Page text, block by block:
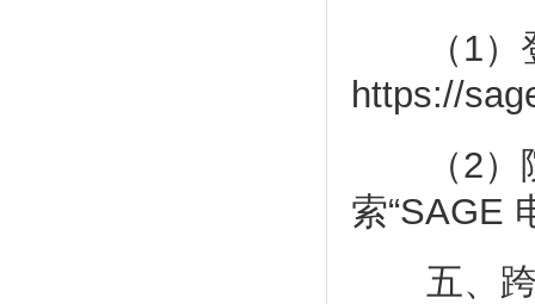
（1）
https://
（2）院
索“SAGE
五、跨